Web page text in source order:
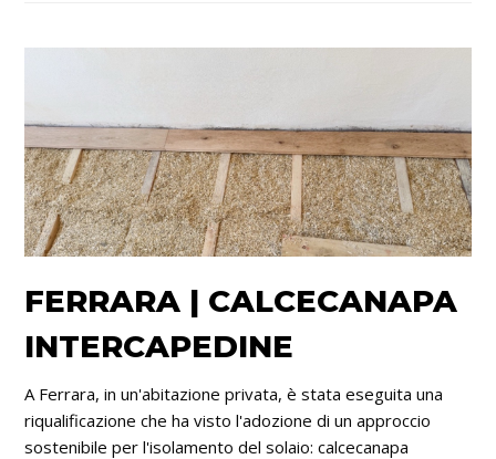
FERRARA | CALCECANAPA
INTERCAPEDINE
A Ferrara, in un'abitazione privata, è stata eseguita una
riqualificazione che ha visto l'adozione di un approccio
sostenibile per l'isolamento del solaio: calcecanapa